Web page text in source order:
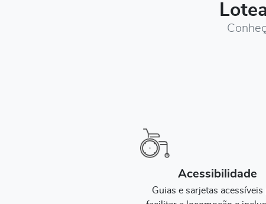
Acessibilidade
Guias e sarjetas acessíveis